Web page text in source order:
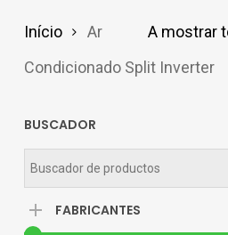
A mostrar
Início
Ar
Condicionado Split Inverter
BUSCADOR
FABRICANTES